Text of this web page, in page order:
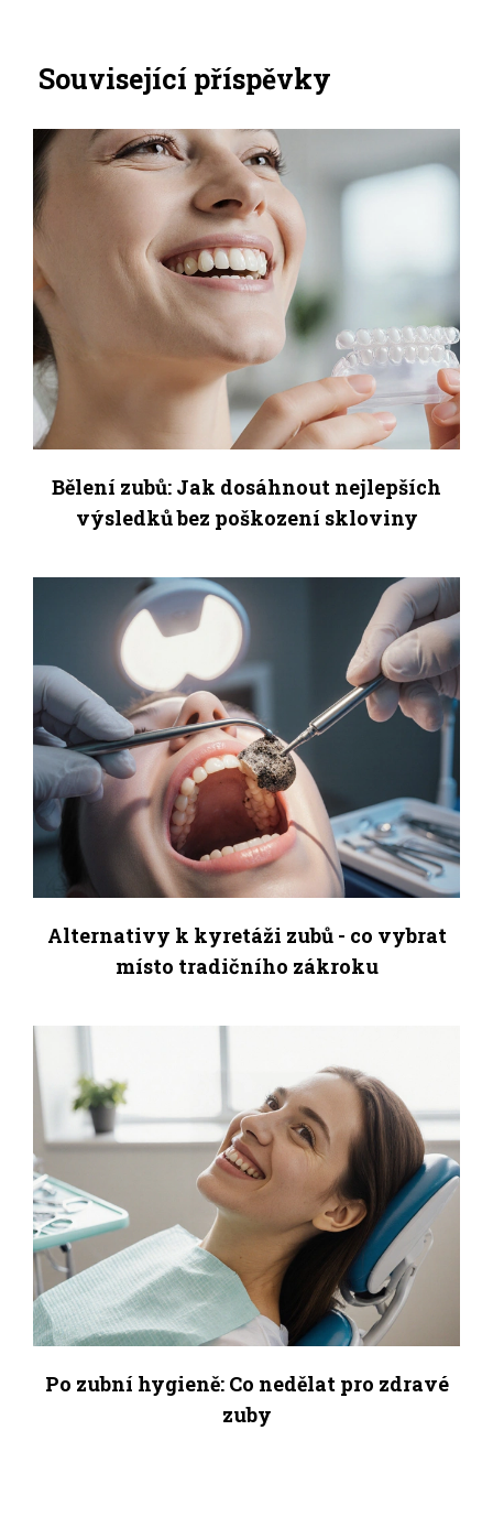
Související příspěvky
Bělení zubů: Jak dosáhnout nejlepších
výsledků bez poškození skloviny
Alternativy k kyretáži zubů - co vybrat
místo tradičního zákroku
Po zubní hygieně: Co nedělat pro zdravé
zuby